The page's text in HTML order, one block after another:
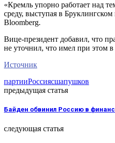
«Кремль упорно работает над
среду, выступая в
Bloomberg.
Вице-президент добавил, что
не уточнил, что имел при этом в
Источник
партииРоссиясшапушков
предыдущая статья
Байден обвинил Россию в
следующая статья